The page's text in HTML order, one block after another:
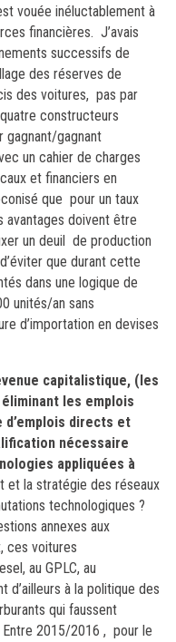
vouée inéluctablement à
financières. J’avais
successifs de
des réserves de
des voitures, pas par
constructeurs
gagnant/gagnant
un cahier de charges
et financiers en
que pour un taux
avantages doivent être
un deuil de production
que durant cette
dans une logique de
unités/an sans
d’importation en devises
capitalistique, (les
les emplois
directs et
nécessaire
appliquées à
la stratégie des réseaux
technologiques ?
annexes aux
ces voitures
au GPLC, au
d’ailleurs à la politique des
qui faussent
Entre 2015/2016 , pour le